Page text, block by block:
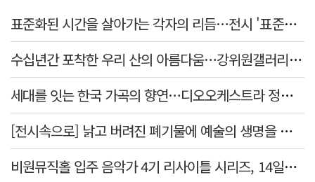
표준화된 시간을 살아가는 각자의 리듬…전시 '표준시차'
수십년간 포착한 우리 산의 아름다움…강위원갤러리 '팔공·지리展' 개최
세대를 잇는 한국 가곡의 향연…디오오케스트라 정기연주회 '노래의 날개 위에'
[전시속으로] 낡고 버려진 폐기물에 예술의 생명을 불어넣다…김결수 개인전
비원뮤직홀 입주 음악가 4기 리사이틀 시리즈, 14일부터 6주간 개최